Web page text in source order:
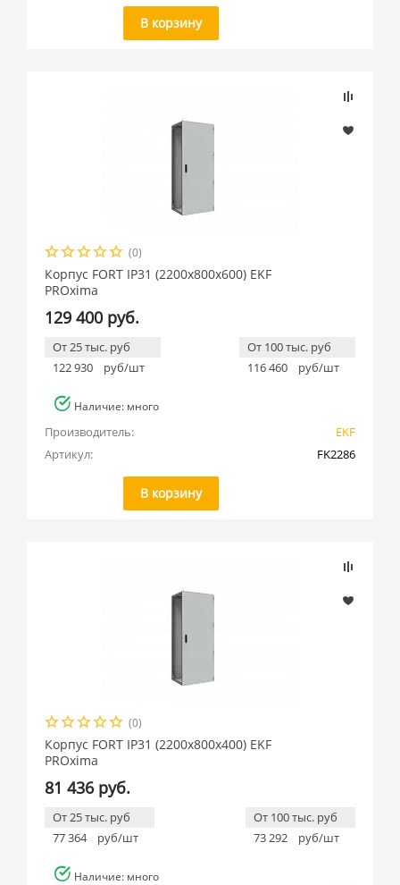
В корзину
(0)
Корпус FORT IP31 (2200x800x600) EKF
PROxima
129 400 руб.
От 25 тыс. руб
122 930
руб/шт
От 100 тыс. руб
116 460
руб/шт
Наличие: много
Производитель:
EKF
Артикул:
FK2286
В корзину
(0)
Корпус FORT IP31 (2200x800x400) EKF
PROxima
81 436 руб.
От 25 тыс. руб
77 364
руб/шт
От 100 тыс. руб
73 292
руб/шт
Наличие: много